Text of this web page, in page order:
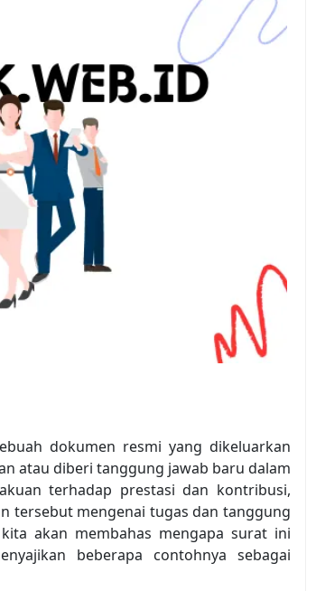
dokumen resmi yang dikeluarkan
atau diberi tanggung jawab baru dalam
terhadap prestasi dan kontribusi,
tersebut mengenai tugas dan tanggung
akan membahas mengapa surat ini
beberapa contohnya sebagai